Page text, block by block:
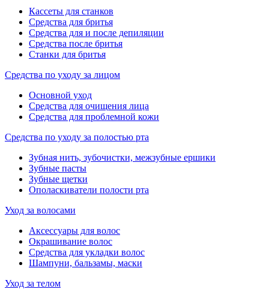
Кассеты для станков
Средства для бритья
Средства для и после депиляции
Средства после бритья
Станки для бритья
Средства по уходу за лицом
Основной уход
Средства для очищения лица
Средства для проблемной кожи
Средства по уходу за полостью рта
Зубная нить, зубочистки, межзубные ершики
Зубные пасты
Зубные щетки
Ополаскиватели полости рта
Уход за волосами
Аксессуары для волос
Окрашивание волос
Средства для укладки волос
Шампуни, бальзамы, маски
Уход за телом